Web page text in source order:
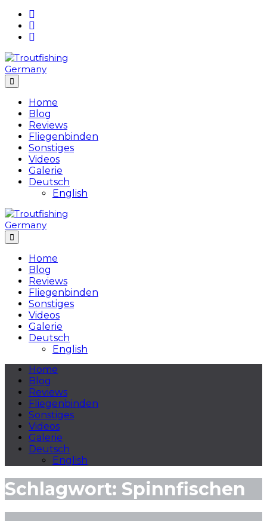
Skip
content
Home
Blog
Reviews
Fliegenbinden
Sonstiges
Videos
Galerie
Deutsch
English
Home
Blog
Reviews
Fliegenbinden
Sonstiges
Videos
Galerie
Deutsch
English
Home
Blog
Reviews
Fliegenbinden
Sonstiges
Videos
Galerie
Deutsch
English
Schlagwort: Spinnfischen